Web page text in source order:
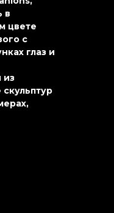
в
цвете
с
глаз и
из